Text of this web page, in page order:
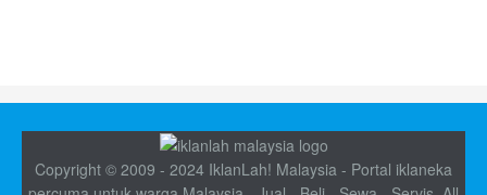
Copyright © 2009 - 2024 IklanLah! Malaysia - Portal iklaneka